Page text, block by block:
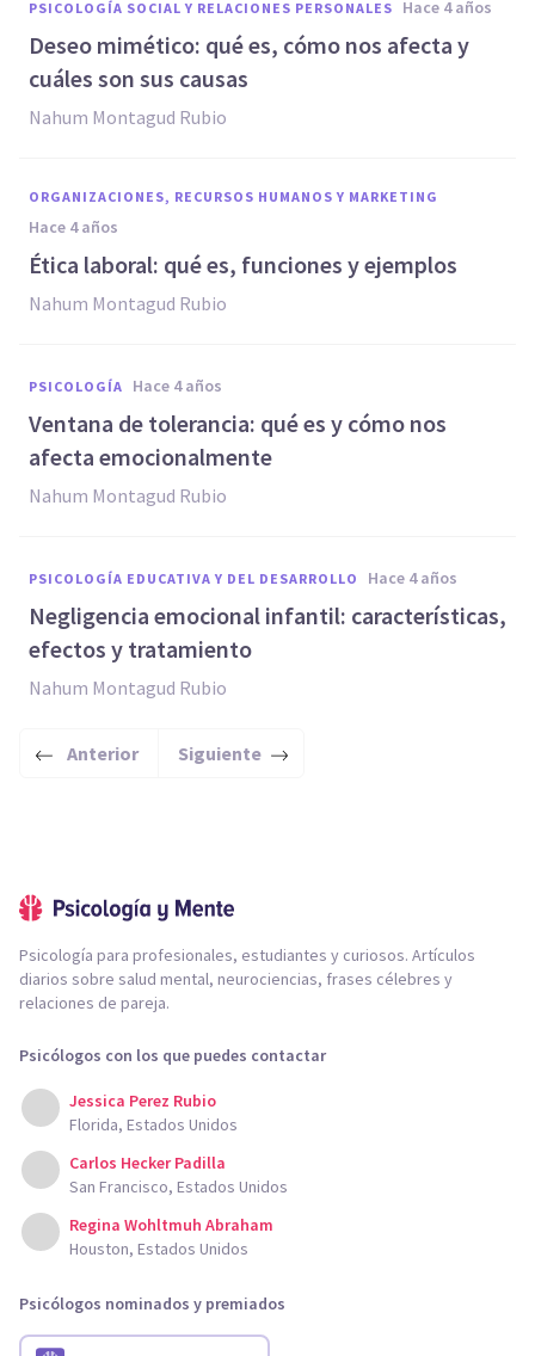
PSICOLOGÍA SOCIAL Y RELACIONES PERSONALES hace 4 años
Deseo mimético: qué es, cómo nos afecta y
cuáles son sus causas
Nahum Montagud Rubio
ORGANIZACIONES, RECURSOS HUMANOS Y MARKETING
hace 4 años
Ética laboral: qué es, funciones y ejemplos
Nahum Montagud Rubio
PSICOLOGÍA hace 4 años
Ventana de tolerancia: qué es y cómo nos
afecta emocionalmente
Nahum Montagud Rubio
PSICOLOGÍA EDUCATIVA Y DEL DESARROLLO hace 4 años
Negligencia emocional infantil: características,
efectos y tratamiento
Nahum Montagud Rubio
Anterior Siguiente
Psicología para profesionales, estudiantes y curiosos. Artículos
diarios sobre salud mental, neurociencias, frases célebres y
relaciones de pareja.
Psicólogos con los que puedes contactar
Jessica Perez Rubio
Florida, Estados Unidos
Carlos Hecker Padilla
San Francisco, Estados Unidos
Regina Wohltmuh Abraham
Houston, Estados Unidos
Psicólogos nominados y premiados